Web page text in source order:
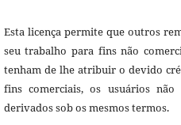
Esta licença permite que outros
seu trabalho para fins não
tenham de lhe atribuir o devido
fins comerciais, os usuários
derivados sob os mesmos termos.